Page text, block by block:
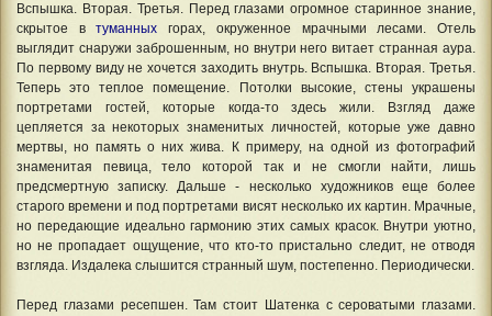
Вспышка. Вторая. Третья. Перед глазами огромное старинное знание,
скрытое втуманных горах, окруженное мрачными лесами. Отель
выглядит снаружи заброшенным, но внутри него витает странная аура.
По первому виду не хочется заходить внутрь. Вспышка. Вторая. Третья.
Теперь это теплое помещение. Потолки высокие, стены украшены
портретами гостей, которые когда-то здесь жили. Взгляд даже
цепляется за некоторых знаменитых личностей, которые уже давно
мертвы, но память о них жива. К примеру, на одной из фотографий
знаменитая певица, тело которой так и не смогли найти, лишь
предсмертную записку. Дальше - несколько художников еще более
старого времени и под портретами висят несколько их картин. Мрачные,
но передающие идеально гармонию этих самых красок. Внутри уютно,
но не пропадает ощущение, что кто-то пристально следит, не отводя
взгляда. Издалека слышится странный шум, постепенно. Периодически.
Перед глазами ресепшен. Там стоит Шатенка с сероватыми глазами.